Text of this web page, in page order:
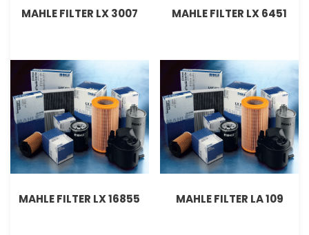
MAHLE FILTER LX 6451
MAHLE FILTER LX 3007
MAHLE FILTER LA 109
MAHLE FILTER LX 16855